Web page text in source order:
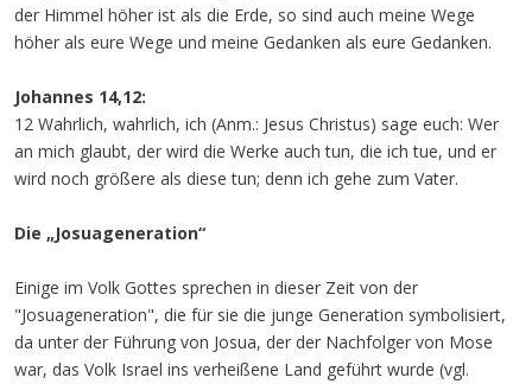
der Himmel höher ist als die Erde, so sind auch meine Wege
höher als eure Wege und meine Gedanken als eure Gedanken.
Johannes 14,12:
12 Wahrlich, wahrlich, ich (Anm.: Jesus Christus) sage euch: Wer
an mich glaubt, der wird die Werke auch tun, die ich tue, und er
wird noch größere als diese tun; denn ich gehe zum Vater.
Die „Josuageneration“
Einige im Volk Gottes sprechen in dieser Zeit von der
"Josuageneration", die für sie die junge Generation symbolisiert,
da unter der Führung von Josua, der der Nachfolger von Mose
war, das Volk Israel ins verheißene Land geführt wurde (vgl.